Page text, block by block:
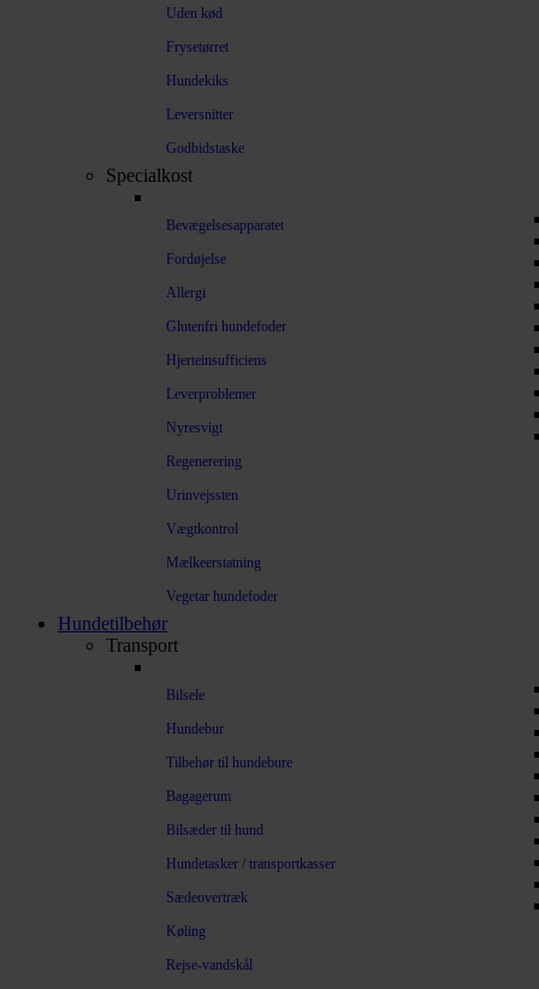
Uden kød
Frysetørret
Hundekiks
Leversnitter
Godbidstaske
Specialkost
Bevægelsesapparatet
Fordøjelse
Allergi
Glutenfri hundefoder
Hjerteinsufficiens
Leverproblemer
Nyresvigt
Regenerering
Urinvejssten
Vægtkontrol
Mælkeerstatning
Vegetar hundefoder
Hundetilbehør
Transport
Bilsele
Hundebur
Tilbehør til hundebure
Bagagerum
Bilsæder til hund
Hundetasker / transportkasser
Sædeovertræk
Køling
Rejse-vandskål